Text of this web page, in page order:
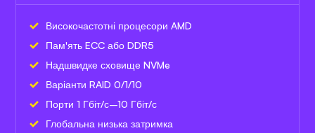
Високочастотні процесори AMD
Пам'ять ECC або DDR5
Надшвидке сховище NVMe
Варіанти RAID 0/1/10
Порти 1 Гбіт/с–10 Гбіт/с
Глобальна низька затримка